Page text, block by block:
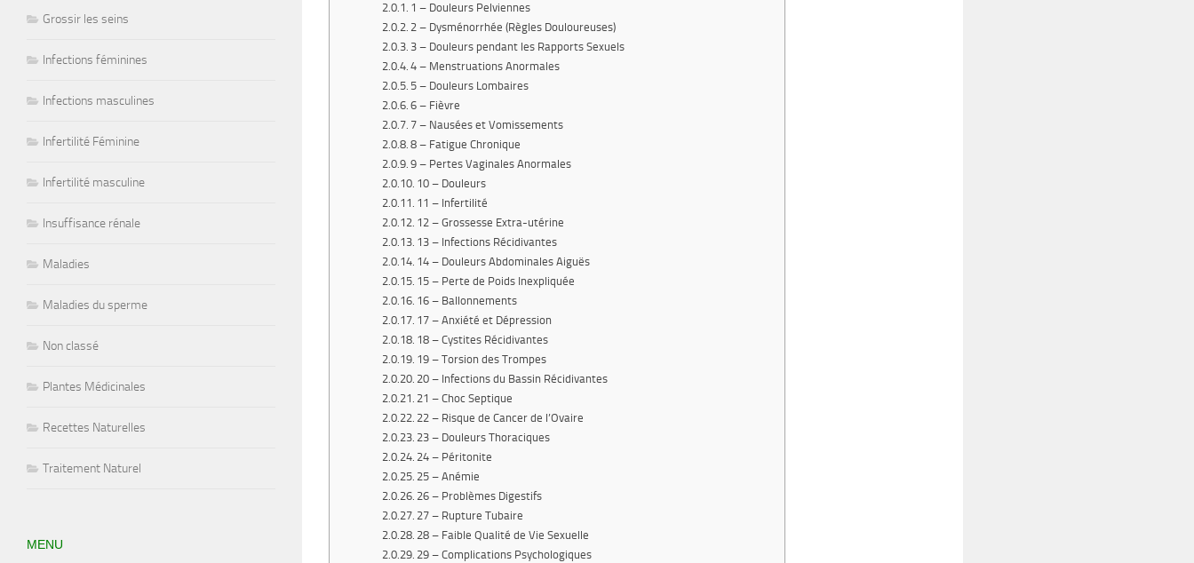
1 – Douleurs Pelviennes
2 – Dysménorrhée (Règles Douloureuses)
3 – Douleurs pendant les Rapports Sexuels
4 – Menstruations Anormales
5 – Douleurs Lombaires
6 – Fièvre
7 – Nausées et Vomissements
8 – Fatigue Chronique
9 – Pertes Vaginales Anormales
10 – Douleurs
11 – Infertilité
12 – Grossesse Extra-utérine
13 – Infections Récidivantes
14 – Douleurs Abdominales Aiguës
15 – Perte de Poids Inexpliquée
16 – Ballonnements
17 – Anxiété et Dépression
18 – Cystites Récidivantes
19 – Torsion des Trompes
20 – Infections du Bassin Récidivantes
21 – Choc Septique
22 – Risque de Cancer de l’Ovaire
23 – Douleurs Thoraciques
24 – Péritonite
25 – Anémie
26 – Problèmes Digestifs
27 – Rupture Tubaire
28 – Faible Qualité de Vie Sexuelle
29 – Complications Psychologiques
Grossir les seins
Infections féminines
Infections masculines
Infertilité Féminine
Infertilité masculine
Insuffisance rénale
Maladies
Maladies du sperme
Non classé
Plantes Médicinales
Recettes Naturelles
Traitement Naturel
MENU